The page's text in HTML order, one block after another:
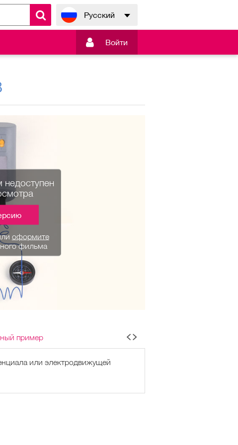
Русский
 Войти
оформите
фильма
пример
или электродвижущей